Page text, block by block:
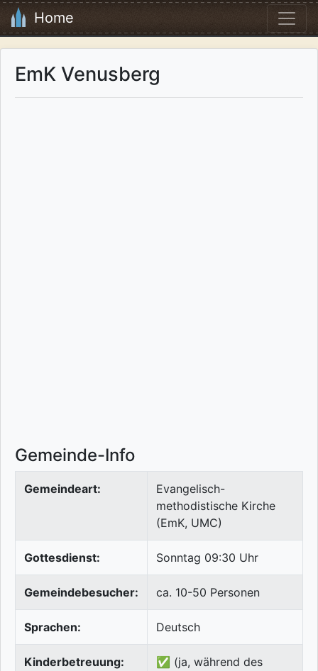
Home
EmK Venusberg
Gemeinde-Info
Gemeindeart:
Evangelisch-
methodistische Kirche
(EmK, UMC)
Gottesdienst: Sonntag 09:30 Uhr
Gemeindebesucher: ca. 10-50 Personen
Sprachen: Deutsch
Kinderbetreuung:
✅ (ja, während des